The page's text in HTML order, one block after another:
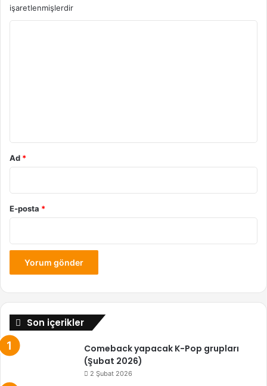
işaretlenmişlerdir
Ad *
E-posta *
Son içerikler
Comeback yapacak K-Pop grupları
(Şubat 2026)
2 Şubat 2026